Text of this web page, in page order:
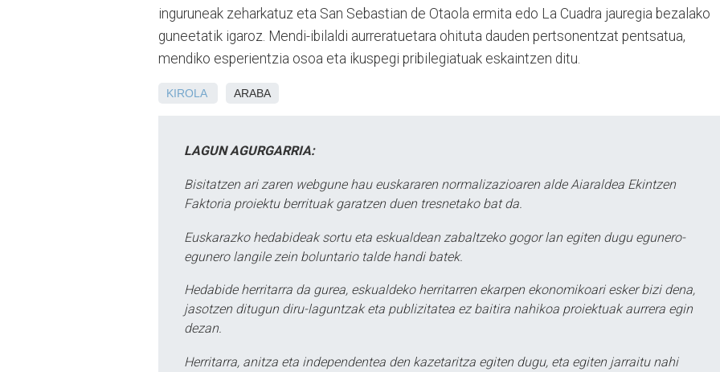
inguruneak zeharkatuz eta San Sebastian de Otaola ermita edo La Cuadra jauregia bezalako
guneetatik igaroz. Mendi-ibilaldi aurreratuetara ohituta dauden pertsonentzat pentsatua,
mendiko esperientzia osoa eta ikuspegi pribilegiatuak eskaintzen ditu.
KIROLA ARABA
LAGUN AGURGARRIA:
Bisitatzen ari zaren webgune hau euskararen normalizazioaren alde Aiaraldea Ekintzen
Faktoria proiektu berrituak garatzen duen tresnetako bat da.
Euskarazko hedabideak sortu eta eskualdean zabaltzeko gogor lan egiten dugu egunero-
egunero langile zein boluntario talde handi batek.
Hedabide herritarra da gurea, eskualdeko herritarren ekarpen ekonomikoari esker bizi dena,
jasotzen ditugun diru-laguntzak eta publizitatea ez baitira nahikoa proiektuak aurrera egin
dezan.
Herritarra, anitza eta independentea den kazetaritza egiten dugu, eta egiten jarraitu nahi